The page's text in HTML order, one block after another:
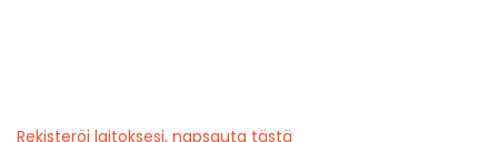
Rekisteröi laitoksesi, napsauta tästä